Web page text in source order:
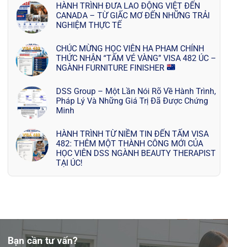
HÀNH TRÌNH ĐƯA LAO ĐỘNG VIỆT ĐẾN
CANADA – TỪ GIẤC MƠ ĐẾN NHỮNG TRẢI
NGHIỆM THỰC TẾ
CHÚC MỪNG HỌC VIÊN HA PHAM CHÍNH
THỨC NHẬN “TẤM VÉ VÀNG” VISA 482 ÚC –
NGÀNH FURNITURE FINISHER
DSS Group – Một Lần Nói Rõ Về Hành Trình,
Pháp Lý Và Những Giá Trị Đã Được Chứng
Minh
HÀNH TRÌNH TỪ NIỀM TIN ĐẾN TẤM VISA
482: THÊM MỘT THÀNH CÔNG MỚI CỦA
HỌC VIÊN DSS NGÀNH BEAUTY THERAPIST
TẠI ÚC!
Bạn cần tư vấn?